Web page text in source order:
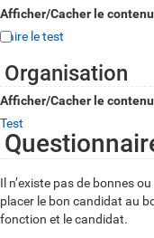
Afficher/Cacher le contenu
Faire le test
Organisation
Afficher/Cacher le contenu
Test
Il n’existe pas de bonnes
placer le bon candidat au
fonction et le candidat.